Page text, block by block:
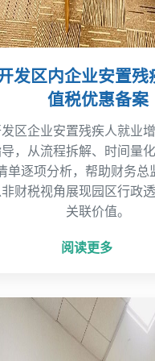
发区内企业安置残
值税优惠备案
区企业安置残疾人就业
，从流程拆解、时间量
单逐项分析，帮助财务总
财税视角展现园区行政
关联价值。
阅读更多